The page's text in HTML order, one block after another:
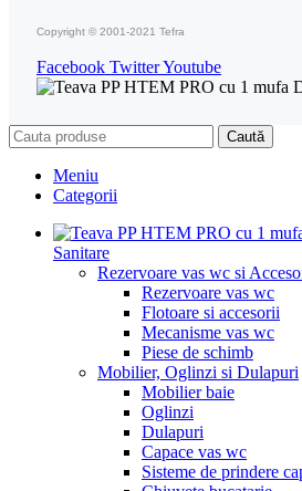
Copyright © 2001-2021 Tefra
Facebook TwitterYoutube
Caută
Meniu
Categorii
Sanitare
Rezervoare vas wc si
Rezervoare vas wc
Flotoare si accesorii
Mecanisme vas wc
Piese de schimb
Mobilier, Oglinzi si Dulapuri
Mobilier baie
Oglinzi
Dulapuri
Capace vas wc
Sisteme de prindere